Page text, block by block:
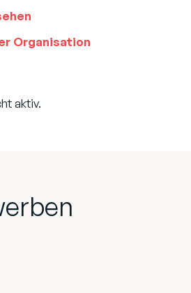
Organisation
aktiv.